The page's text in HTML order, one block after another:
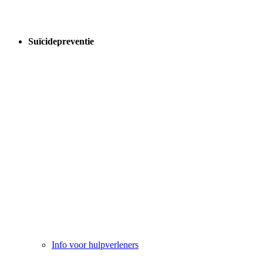
Suïcidepreventie
Info voor hulpverleners